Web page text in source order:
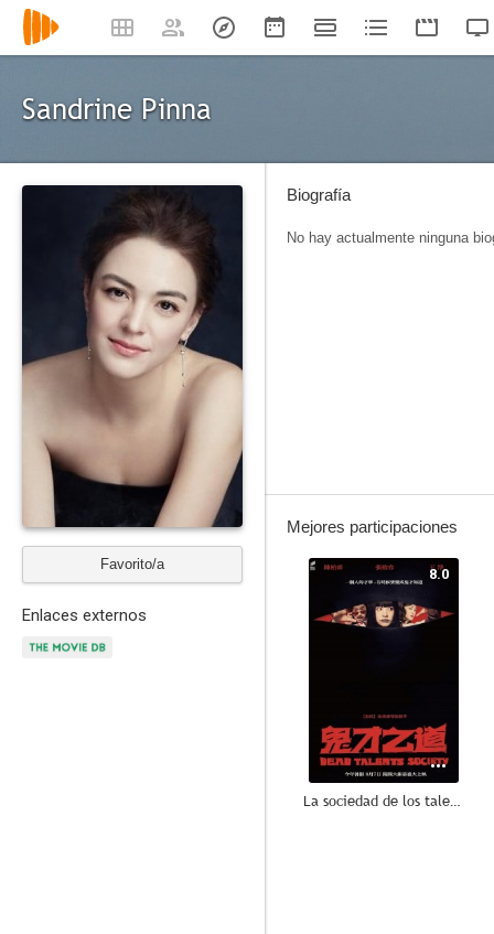
Sandrine Pinna
Favorito/a
Enlaces externos
Biografía
No hay actualmente ninguna
Mejores participaciones
8.0
La sociedad de los talentos muertos